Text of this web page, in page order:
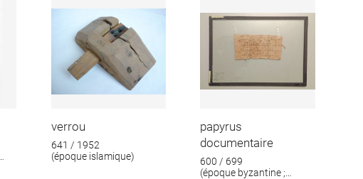
verrou
641 / 1952
(époque islamique)
papyrus
documentaire
600 / 699
(époque byzantine ;